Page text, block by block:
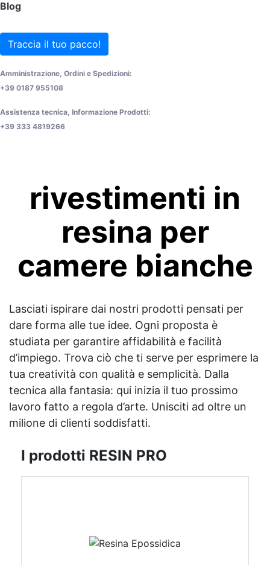
Blog
Traccia il tuo pacco!
Amministrazione, Ordini e Spedizioni:
+39 0187 955108
Assistenza tecnica, Informazione Prodotti:
+39 333 4819266
rivestimenti in
resina per
camere bianche
Lasciati ispirare dai nostri prodotti pensati per
dare forma alle tue idee. Ogni proposta è
studiata per garantire affidabilità e facilità
d’impiego. Trova ciò che ti serve per esprimere la
tua creatività con qualità e semplicità. Dalla
tecnica alla fantasia: qui inizia il tuo prossimo
lavoro fatto a regola d’arte. Unisciti ad oltre un
milione di clienti soddisfatti.
I prodotti RESIN PRO